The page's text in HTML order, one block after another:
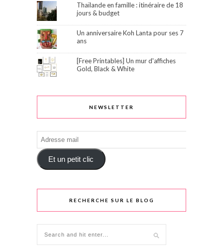
Thaïlande en famille : itinéraire de 18
jours & budget
Un anniversaire Koh Lanta pour ses 7
ans
[Free Printables] Un mur d'affiches
Gold, Black & White
NEWSLETTER
Adresse
mail
Et un petit clic
RECHERCHE SUR LE BLOG